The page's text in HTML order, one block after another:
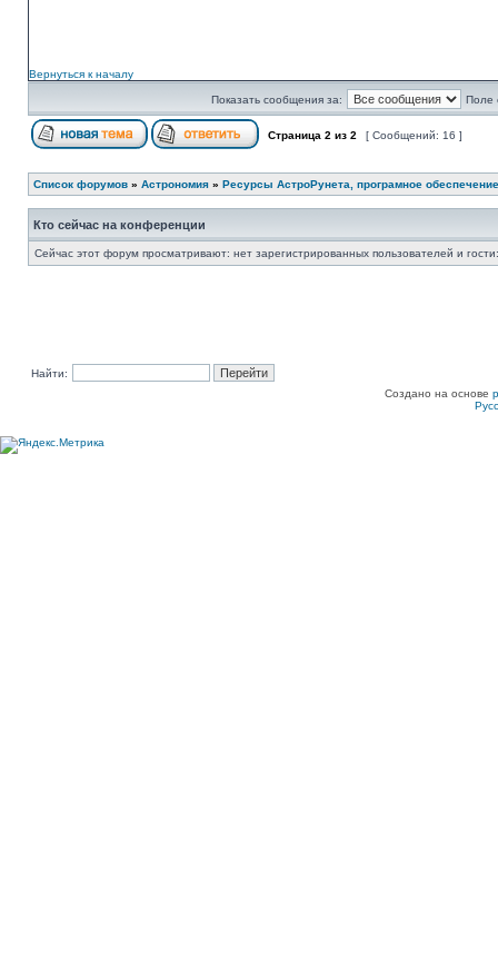
Вернуться к началу
Показать сообщения за: Поле
Страница 2 из 2 [ Сообщений: 16 ]
Список форумов » Астрономия » Ресурсы АстроРунета, програмное
Кто сейчас на конференции
Сейчас этот форум просматривают: нет зарегистрированных пользователей и
Найти:
Создано на основе